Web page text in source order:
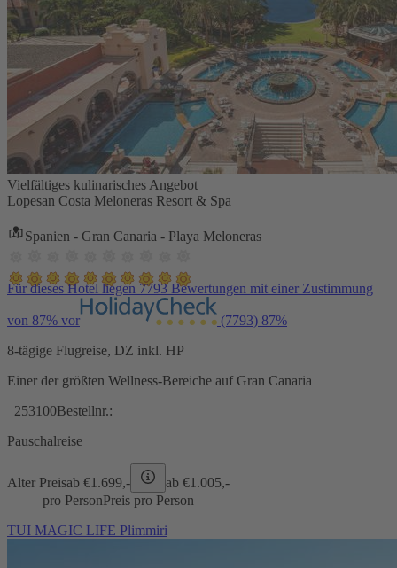
Vielfältiges kulinarisches Angebot
Lopesan Costa Meloneras Resort & Spa
Spanien - Gran Canaria - Playa Meloneras
Für dieses Hotel liegen 7793 Bewertungen mit einer Zustimmung
von 87% vor (7793) 87%
8-tägige Flugreise, DZ inkl. HP
Einer der größten Wellness-Bereiche auf Gran Canaria
253100Bestellnr.:
Pauschalreise
Alter Preisab €1.699,- ab €1.005,-
pro PersonPreis pro Person
TUI MAGIC LIFE Plimmiri